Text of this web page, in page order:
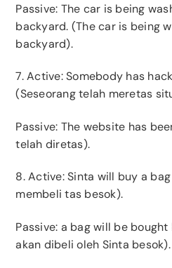
Passive: The car is being
backyard. (The car is being
backyard).
7. Active: Somebody has
(Seseorang telah meretas
Passive: The website has
telah diretas).
8. Active: Sinta will buy a
membeli tas besok).
Passive: a bag will be
akan dibeli oleh Sinta besok).